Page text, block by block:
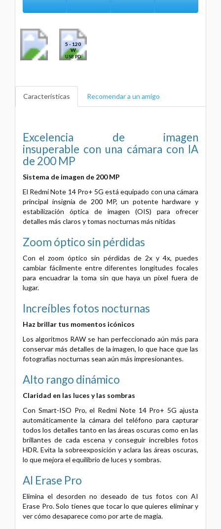
5 - 120
W
USB PD
Características Recomendar a un amigo
Excelencia de imagen
insuperable con una cámara con IA
de 200 MP
Sistema de imagen de 200 MP
El Redmi Note 14 Pro+ 5G está equipado con una cámara
principal insignia de 200 MP, un potente hardware y
estabilización óptica de imagen (OIS) para ofrecer
detalles más claros y tomas nocturnas más nítidas
Zoom óptico sin pérdidas
Con el zoom óptico sin pérdidas de 2x y 4x, puedes
cambiar fácilmente entre diferentes longitudes focales
para encuadrar la toma sin que haya un píxel fuera de
lugar.
Increíbles fotos nocturnas
Haz brillar tus momentos icónicos
Los algoritmos RAW se han perfeccionado aún más para
conservar más detalles de la imagen, lo que hace que las
fotografías nocturnas sean aún más impresionantes.
Alto rango dinámico
Claridad en las luces y las sombras
Con Smart-ISO Pro, el Redmi Note 14 Pro+ 5G ajusta
automáticamente la cámara del teléfono para capturar
todos los detalles tanto en las áreas oscuras como en las
brillantes de cada escena y conseguir increíbles fotos
HDR. Evita la sobreexposición y aclara las áreas oscuras,
lo que mejora el equilibrio de luces y sombras.
AI Erase Pro
Elimina el desorden no deseado de tus fotos con AI
Erase Pro. Solo tienes que tocar lo que quieres eliminar y
ver cómo desaparece como por arte de magia.